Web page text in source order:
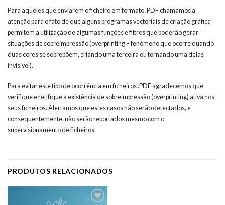
Para aqueles que enviarem o ficheiro em formato .PDF chamamos a
atenção para o fato de que alguns programas vectoriais de criação gráfica
permitem a utilização de algumas funções e filtros que poderão gerar
situações de sobreimpressão (overprinting – fenómeno que ocorre quando
duas cores se sobrepõem, criando uma terceira ou tornando uma delas
invisível).
Para evitar este tipo de ocorrência em ficheiros .PDF agradecemos que
verifique e retifique a existência de sobreimpressão (overprinting) ativa nos
seus ficheiros. Alertamos que estes casos não serão detectados, e
consequentemente, não serão reportados mesmo com o
supervisionamento de ficheiros.
PRODUTOS RELACIONADOS